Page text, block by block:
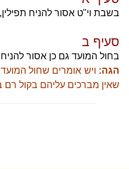
בשבת וי"ט אסור להניח
סעיף ב
בחול המועד גם כן אסור
הגה: ויש אומרים שחול
שאין מברכים עליהם בקול